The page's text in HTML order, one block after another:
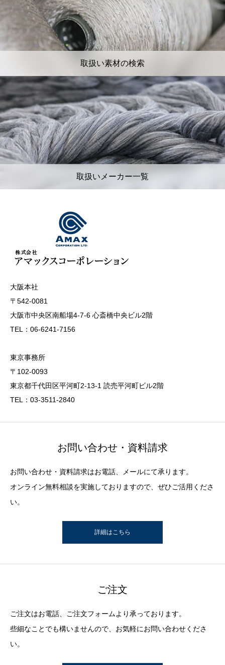
取扱い素材の検索
取扱いメーカー一覧
大阪本社
〒542-0081
大阪市中央区南船場4-7-6 心斎橋中央ビル2階
TEL：06-6241-7156
東京事務所
〒102-0093
東京都千代田区平河町2-13-1 読売平河町ビル2階
TEL：03-3511-2840
お問い合わせ・資料請求
お問い合わせ・資料請求はお電話、メールにて承ります。
オンライン無料相談を実施しておりますので、ぜひご活用くださ
い。
詳細はこちら
ご注文
ご注文はお電話、ご注文フォームより承っております。
些細なことでも構いませんので、お気軽にお問い合わせくださ
い。